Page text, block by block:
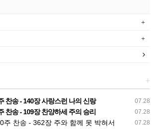
+
07.28
찬송 - 140장 사랑스런 나의 신랑
07.28
찬송 - 109장 찬양하세 주의 승리
07.28
주 찬송 - 362장 주와 함께 못 박혀서